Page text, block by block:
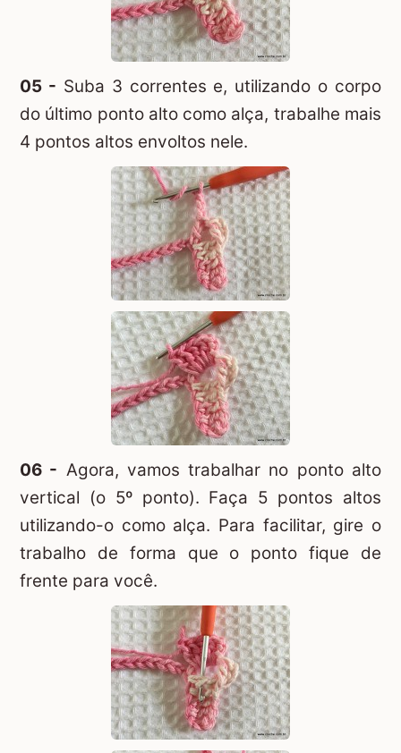
05 - Suba 3 correntes e, utilizando o corpo
do último ponto alto como alça, trabalhe mais
4 pontos altos envoltos nele.
06 - Agora, vamos trabalhar no ponto alto
vertical (o 5º ponto). Faça 5 pontos altos
utilizando-o como alça. Para facilitar, gire o
trabalho de forma que o ponto fique de
frente para você.